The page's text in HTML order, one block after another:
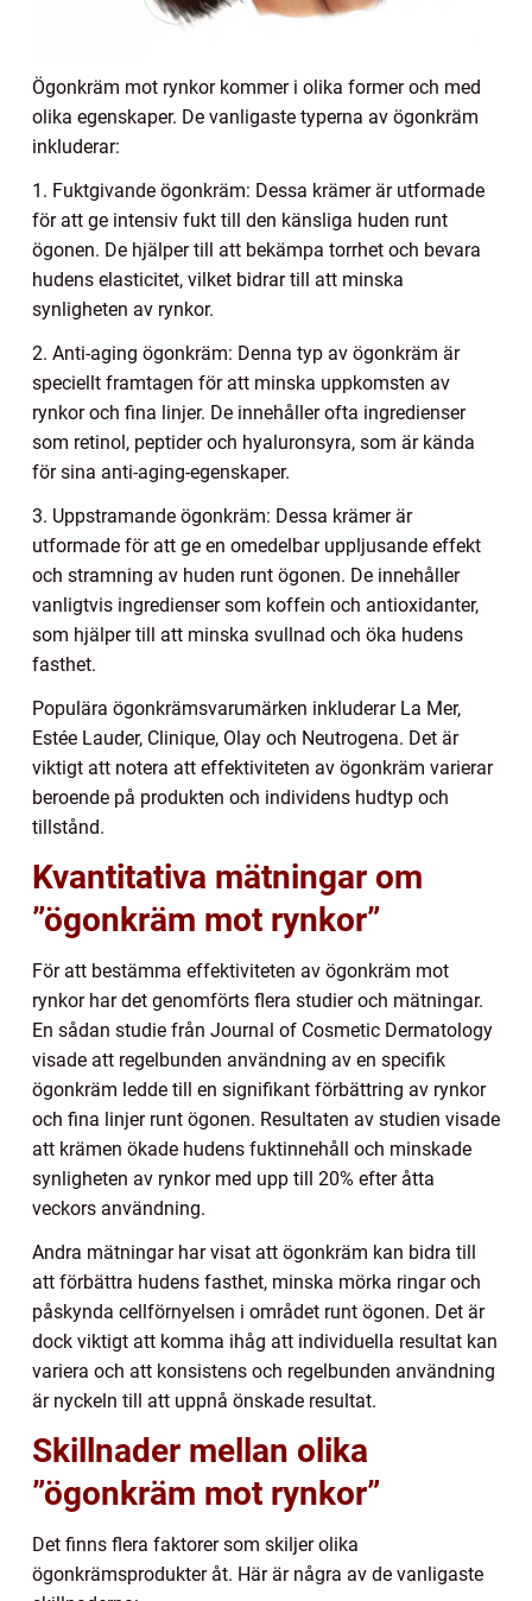
Ögonkräm mot rynkor kommer i olika former och med
olika egenskaper. De vanligaste typerna av ögonkräm
inkluderar:
1. Fuktgivande ögonkräm: Dessa krämer är utformade
för att ge intensiv fukt till den känsliga huden runt
ögonen. De hjälper till att bekämpa torrhet och bevara
hudens elasticitet, vilket bidrar till att minska
synligheten av rynkor.
2. Anti-aging ögonkräm: Denna typ av ögonkräm är
speciellt framtagen för att minska uppkomsten av
rynkor och fina linjer. De innehåller ofta ingredienser
som retinol, peptider och hyaluronsyra, som är kända
för sina anti-aging-egenskaper.
3. Uppstramande ögonkräm: Dessa krämer är
utformade för att ge en omedelbar uppljusande effekt
och stramning av huden runt ögonen. De innehåller
vanligtvis ingredienser som koffein och antioxidanter,
som hjälper till att minska svullnad och öka hudens
fasthet.
Populära ögonkrämsvarumärken inkluderar La Mer,
Estée Lauder, Clinique, Olay och Neutrogena. Det är
viktigt att notera att effektiviteten av ögonkräm varierar
beroende på produkten och individens hudtyp och
tillstånd.
Kvantitativa mätningar om
”ögonkräm mot rynkor”
För att bestämma effektiviteten av ögonkräm mot
rynkor har det genomförts flera studier och mätningar.
En sådan studie från Journal of Cosmetic Dermatology
visade att regelbunden användning av en specifik
ögonkräm ledde till en signifikant förbättring av rynkor
och fina linjer runt ögonen. Resultaten av studien visade
att krämen ökade hudens fuktinnehåll och minskade
synligheten av rynkor med upp till 20% efter åtta
veckors användning.
Andra mätningar har visat att ögonkräm kan bidra till
att förbättra hudens fasthet, minska mörka ringar och
påskynda cellförnyelsen i området runt ögonen. Det är
dock viktigt att komma ihåg att individuella resultat kan
variera och att konsistens och regelbunden användning
är nyckeln till att uppnå önskade resultat.
Skillnader mellan olika
”ögonkräm mot rynkor”
Det finns flera faktorer som skiljer olika
ögonkrämsprodukter åt. Här är några av de vanligaste